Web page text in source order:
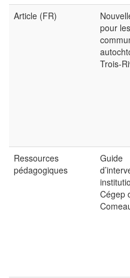
Article (FR)
pour les
Trois-
Ressources
pédagogiques
Guide
Cégep